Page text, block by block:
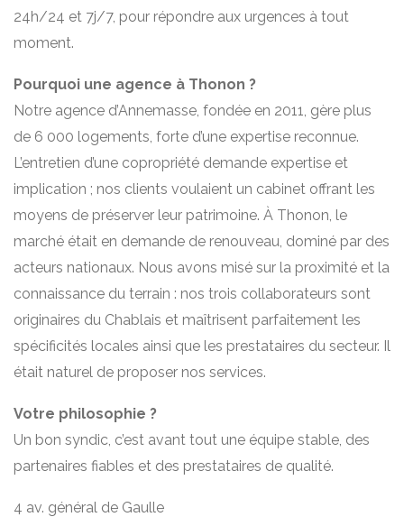
24h/24 et 7j/7, pour répondre aux urgences à tout
moment.
Pourquoi une agence à Thonon ?
Notre agence d’Annemasse, fondée en 2011, gère plus
de 6 000 logements, forte d’une expertise reconnue.
L’entretien d’une copropriété demande expertise et
implication ; nos clients voulaient un cabinet offrant les
moyens de préserver leur patrimoine. À Thonon, le
marché était en demande de renouveau, dominé par des
acteurs nationaux. Nous avons misé sur la proximité et la
connaissance du terrain : nos trois collaborateurs sont
originaires du Chablais et maîtrisent parfaitement les
spécificités locales ainsi que les prestataires du secteur. Il
était naturel de proposer nos services.
Votre philosophie ?
Un bon syndic, c’est avant tout une équipe stable, des
partenaires fiables et des prestataires de qualité.
4 av. général de Gaulle